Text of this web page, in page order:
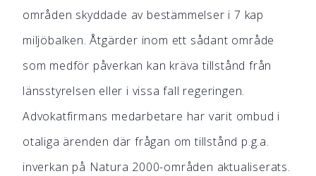
områden skyddade av bestämmelser i 7 kap
miljöbalken. Åtgärder inom ett sådant område
som medför påverkan kan kräva tillstånd från
länsstyrelsen eller i vissa fall regeringen.
Advokatfirmans medarbetare har varit ombud i
otaliga ärenden där frågan om tillstånd p.g.a.
inverkan på Natura 2000-områden aktualiserats.